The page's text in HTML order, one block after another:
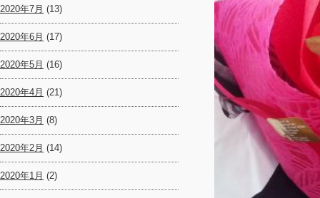
2020年7月 (13)
2020年6月 (17)
2020年5月 (16)
2020年4月 (21)
2020年3月 (8)
2020年2月 (14)
2020年1月 (2)